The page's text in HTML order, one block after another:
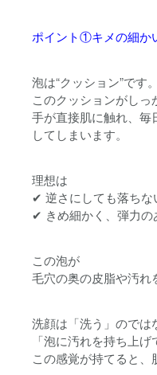
ポイント①キメの細か
泡は“クッション”です。
このクッションがしっ
手が直接肌に触れ、
してしまいます。
理想は
✔ 逆さにしても落ちな
✔ きめ細かく、弾力の
この泡が
毛穴の奥の皮脂や汚れ
洗顔は「洗う」のでは
「泡に汚れを持ち上げ
この感覚が持てると、